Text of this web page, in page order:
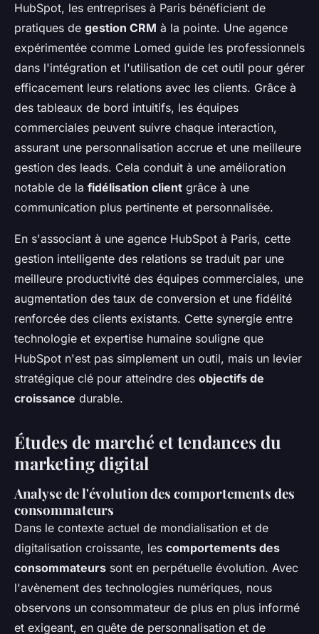
HubSpot, les entreprises à Paris bénéficient de
pratiques de gestion CRM à la pointe. Une agence
expérimentée comme Lomed guide les professionnels
dans l'intégration et l'utilisation de cet outil pour gérer
efficacement leurs relations avec les clients. Grâce à
des tableaux de bord intuitifs, les équipes
commerciales peuvent suivre chaque interaction,
assurant une personnalisation accrue et une meilleure
gestion des leads. Cela conduit à une amélioration
notable de la fidélisation client grâce à une
communication plus pertinente et personnalisée.
En s'associant à une agence HubSpot à Paris, cette
gestion intelligente des relations se traduit par une
meilleure productivité des équipes commerciales, une
augmentation des taux de conversion et une fidélité
renforcée des clients existants. Cette synergie entre
technologie et expertise humaine souligne que
HubSpot n'est pas simplement un outil, mais un levier
stratégique clé pour atteindre des objectifs de
croissance durable.
Études de marché et tendances du
marketing digital
Analyse de l'évolution des comportements des
consommateurs
Dans le contexte actuel de mondialisation et de
digitalisation croissante, les comportements des
consommateurs sont en perpétuelle évolution. Avec
l'avènement des technologies numériques, nous
observons un consommateur de plus en plus informé
et exigeant, en quête de personnalisation et de